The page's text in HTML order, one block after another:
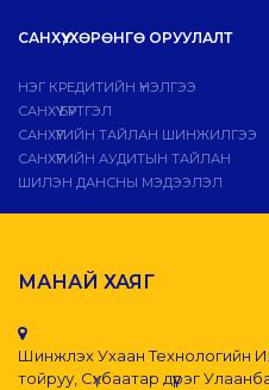
САНХҮҮ, ХӨРӨНГӨ ОРУУЛАЛТ
НЭГ КРЕДИТИЙН ҮНЭЛГЭЭ
САНХҮҮ БҮРТГЭЛ
САНХҮҮГИЙН ТАЙЛАН ШИНЖИЛГЭЭ
САНХҮҮГИЙН АУДИТЫН ТАЙЛАН
ШИЛЭН ДАНСНЫ МЭДЭЭЛЭЛ
МАНАЙ ХАЯГ
Шинжлэх Ухаан Технологийн
тойруу, Сүхбаатар дүүрэг